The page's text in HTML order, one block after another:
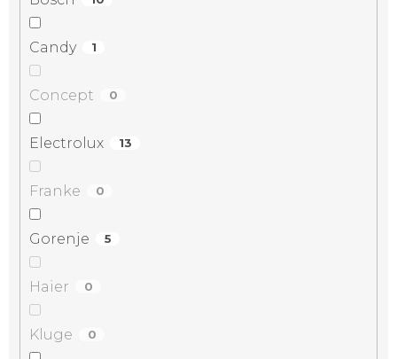
Candy 1
Concept 0
Electrolux 13
Franke 0
Gorenje 5
Haier 0
Kluge 0